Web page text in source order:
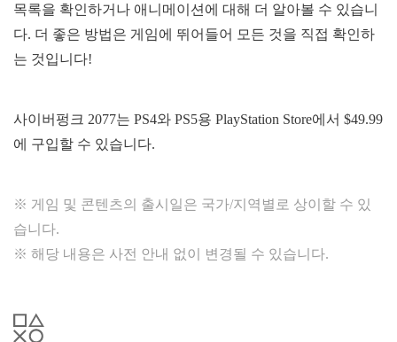
목록을 확인하거나 애니메이션에 대해 더 알아볼 수 있습니
다. 더 좋은 방법은 게임에 뛰어들어 모든 것을 직접 확인하
는 것입니다!
사이버펑크 2077는 PS4와 PS5용 PlayStation Store에서 $49.99
에 구입할 수 있습니다.
※ 게임 및 콘텐츠의 출시일은 국가/지역별로 상이할 수 있
습니다.
※ 해당 내용은 사전 안내 없이 변경될 수 있습니다.